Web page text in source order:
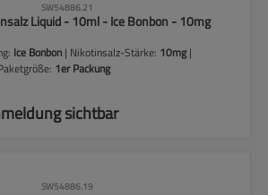
SW54886.21
Liquid - 10ml - Ice Bonbon - 10mg
Ice Bonbon | Nikotinsalz-Stärke: 10mg|
1er Packung
sichtbar
SW54886.19